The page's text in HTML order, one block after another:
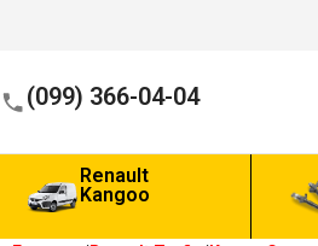
(099) 366-04-04
Renault
Kangoo